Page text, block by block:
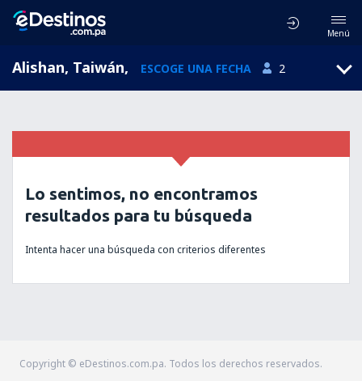
Menú
Alishan, Taiwán, ESCOGE UNA FECHA 2
Lo sentimos, no encontramos
resultados para tu búsqueda
Intenta hacer una búsqueda con criterios diferentes
Copyright © eDestinos.com.pa. Todos los derechos reservados.